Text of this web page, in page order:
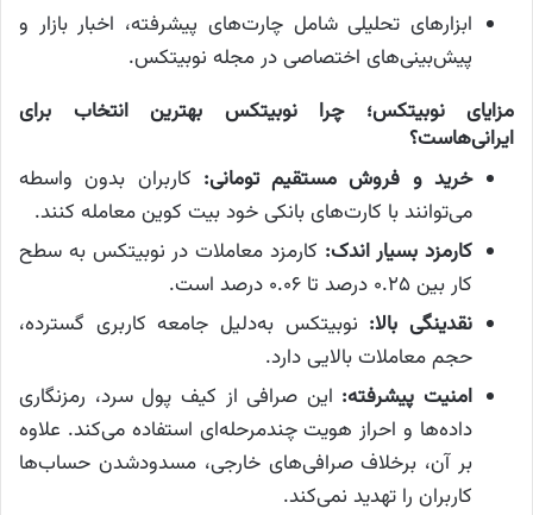
ابزارهای تحلیلی شامل چارت‌های پیشرفته، اخبار بازار و
پیش‌بینی‌های اختصاصی در مجله نوبیتکس.
مزایای نوبیتکس؛ چرا نوبیتکس بهترین انتخاب برای
ایرانی‌هاست؟
خرید و فروش مستقیم تومانی: کاربران بدون واسطه
می‌توانند با کارت‌های بانکی خود بیت کوین معامله کنند.
کارمزد بسیار اندک: کارمزد معاملات در نوبیتکس به سطح
کار بین ۰.۲۵ درصد تا ۰.۰۶ درصد است.
نقدینگی بالا: نوبیتکس به‌دلیل جامعه کاربری گسترده،
حجم معاملات بالایی دارد.
امنیت پیشرفته: این صرافی از کیف پول سرد، رمزنگاری
داده‌ها و احراز هویت چندمرحله‌ای استفاده می‌کند. علاوه
بر آن، برخلاف صرافی‌های خارجی، مسدودشدن حساب‌ها
کاربران را تهدید نمی‌کند.